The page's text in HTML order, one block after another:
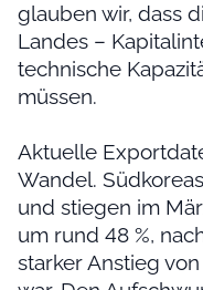
glauben wir, dass
Landes –
technische
müssen.
Aktuelle
Wandel.
und stiegen im
um rund 48 %,
starker Anstieg